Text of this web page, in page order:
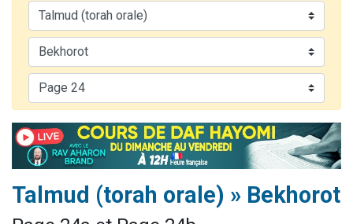
30 personnes viennent de faire un don pour Sauvez la jambe de Yohan
12 nouvelles musiques dans Torah-Box Music
29 personnes viennent de demander une bénédiction
Talmud (torah orale) » Bekhorot